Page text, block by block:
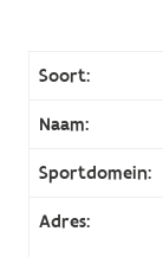
Soort:
Naam:
Sportdomein:
Adres: